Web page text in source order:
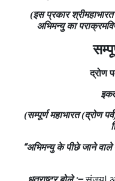
(इस प्रकार श्रीमहाभारत
अभिमन्‍यु का
द्रोण
(सम्पूर्ण महाभारत (द्रोण
“अभिमन्‍यु के पीछे जाने